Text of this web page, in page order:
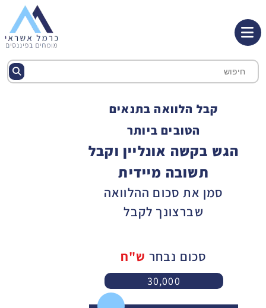
קבל הלוואה בתנאים
הטובים ביותר
הגש בקשה אונליין וקבל
תשובה מיידית
סמן את סכום ההלוואה
שברצונך לקבל
סכום נבחר ש"ח
30,000